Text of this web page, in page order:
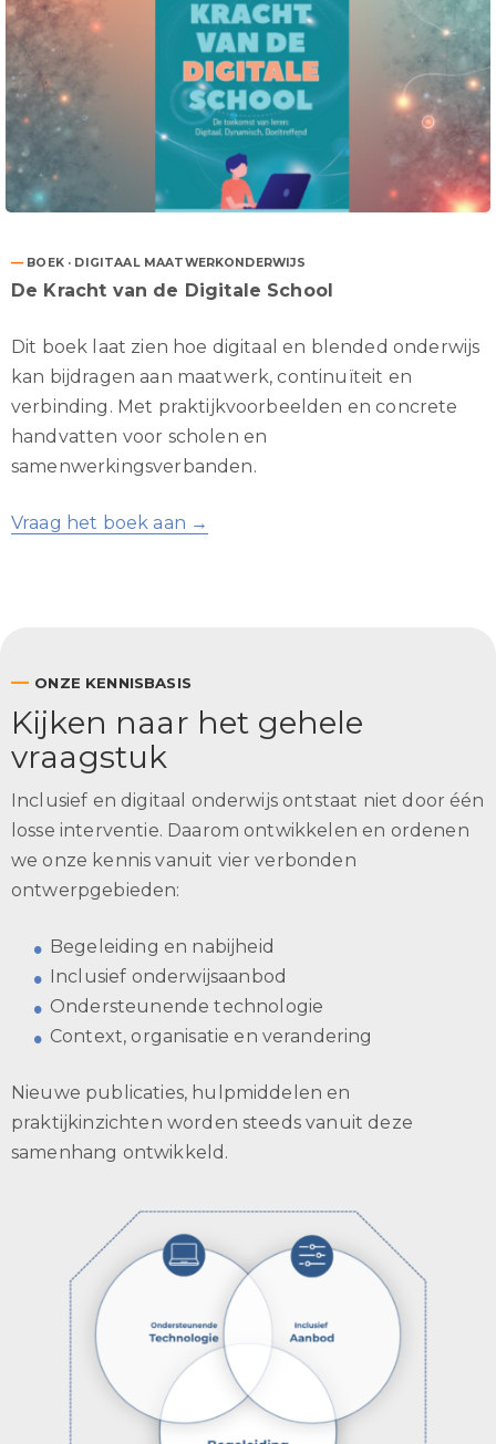
— BOEK · DIGITAAL MAATWERKONDERWIJS
De Kracht van de Digitale School
Dit boek laat zien hoe digitaal en blended onderwijs
kan bijdragen aan maatwerk, continuïteit en
verbinding. Met praktijkvoorbeelden en concrete
handvatten voor scholen en
samenwerkingsverbanden.
Vraag het boek aan →
— ONZE KENNISBASIS
Kijken naar het gehele
vraagstuk
Inclusief en digitaal onderwijs ontstaat niet door één
losse interventie. Daarom ontwikkelen en ordenen
we onze kennis vanuit vier verbonden
ontwerpgebieden:
Begeleiding en nabijheid
Inclusief onderwijsaanbod
Ondersteunende technologie
Context, organisatie en verandering
Nieuwe publicaties, hulpmiddelen en
praktijkinzichten worden steeds vanuit deze
samenhang ontwikkeld.